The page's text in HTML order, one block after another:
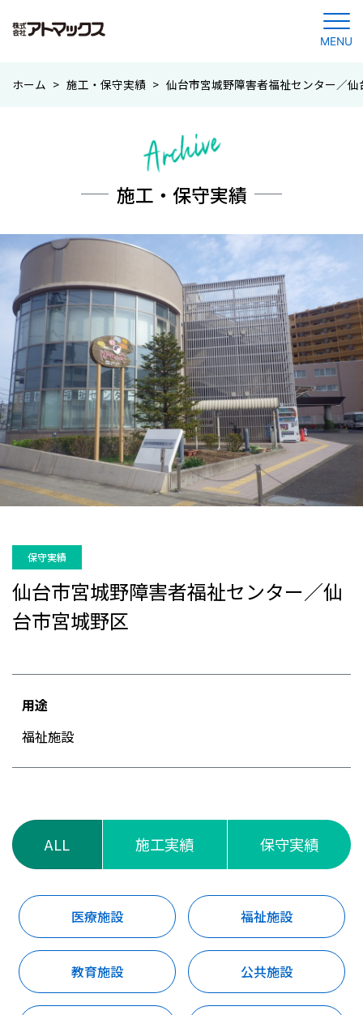
ン
MENU
ホーム > 施工・保守実績 > 仙台市宮城野障害者福祉センター／
施工・保守実績
保守実績
仙台市宮城野障害者福祉センター／仙
台市宮城野区
用途
福祉施設
ALL 施工実績 保守実績
医療施設 福祉施設
教育施設 公共施設